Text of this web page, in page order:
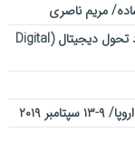
مریم ناصری
رئیس کنفرانس بین المللی مهندسی صنایع از رویکرد تحول دیجیتال (Digital
۲۰۱۹